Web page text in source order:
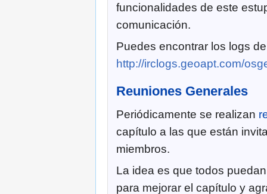
funcionalidades de este
comunicación.
Puedes encontrar los logs
http://irclogs.geoapt.com/
Reuniones Generales
Periódicamente se realizan
capítulo a las que están
miembros.
La idea es que todos
para mejorar el capítulo y